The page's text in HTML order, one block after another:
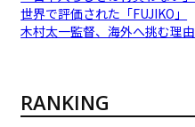
世界で評価された「FUJIKO」
木村太一監督、海外へ挑む理由
RANKING